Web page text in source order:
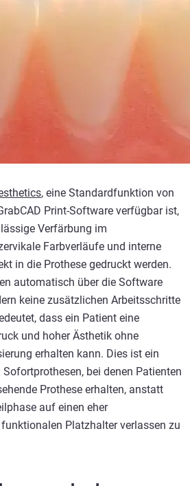
, eine Standardfunktion von
Print-Software verfügbar ist,
Verfärbung im
Farbverläufe und interne
in die Prothese gedruckt werden.
automatisch über die Software
keine zusätzlichen Arbeitsschritte
dass ein Patient eine
und hoher Ästhetik ohne
erhalten kann. Dies ist ein
bei denen Patienten
Prothese erhalten, anstatt
auf einen eher
Platzhalter verlassen zu